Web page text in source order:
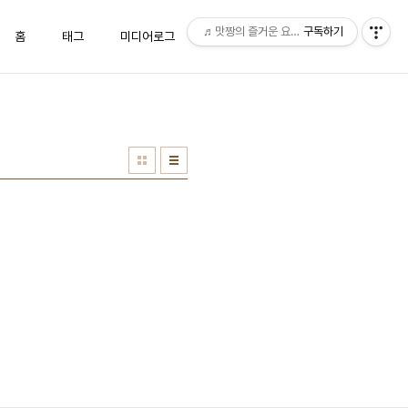
홈 태그 미디어로그 위치로그 방명록
♬맛짱의 즐거운 요리시간♬
구독하기